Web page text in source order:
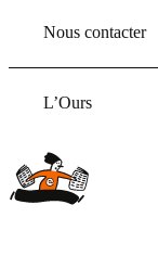
Nous contacter
L’Ours